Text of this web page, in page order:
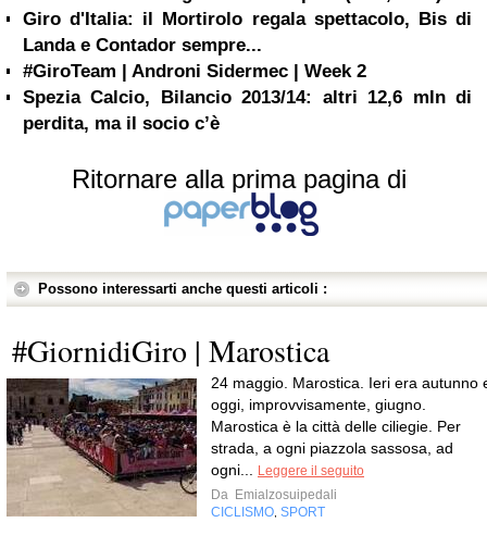
Giro d'Italia: il Mortirolo regala spettacolo, Bis di
Landa e Contador sempre...
#GiroTeam | Androni Sidermec | Week 2
Spezia Calcio, Bilancio 2013/14: altri 12,6 mln di
perdita, ma il socio c’è
Ritornare alla prima pagina di
Possono interessarti anche questi articoli :
#GiornidiGiro | Marostica
24 maggio. Marostica. Ieri era autunno
oggi, improvvisamente, giugno.
Marostica è la città delle ciliegie. Per
strada, a ogni piazzola sassosa, ad
ogni...
Leggere il seguito
Da Emialzosuipedali
CICLISMO SPORT